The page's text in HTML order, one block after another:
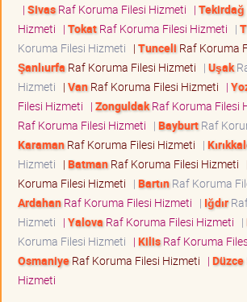
| SivasRaf Koruma Filesi Hizmeti | Tekirdağ
Hizmeti | TokatRaf Koruma Filesi Hizmeti |
Koruma Filesi Hizmeti | Tunceli Raf Koruma
Şanlıurfa Raf Koruma Filesi Hizmeti | Uşak
Hizmeti | VanRaf Koruma Filesi Hizmeti |
Filesi Hizmeti | ZonguldakRaf Koruma Filesi
Raf Koruma Filesi Hizmeti | BayburtRaf
KaramanRaf Koruma Filesi Hizmeti |
Hizmeti | BatmanRaf Koruma Filesi Hizmeti
Koruma Filesi Hizmeti | BartınRaf Koruma
ArdahanRaf Koruma Filesi Hizmeti | Iğdır
Hizmeti | Yalova Raf Koruma Filesi Hizmeti |
Koruma Filesi Hizmeti | KilisRaf Koruma
OsmaniyeRaf Koruma Filesi Hizmeti | Düzce
Hizmeti